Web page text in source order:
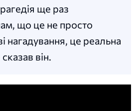
ще раз
що це не просто
нагадування, це реальна
він.